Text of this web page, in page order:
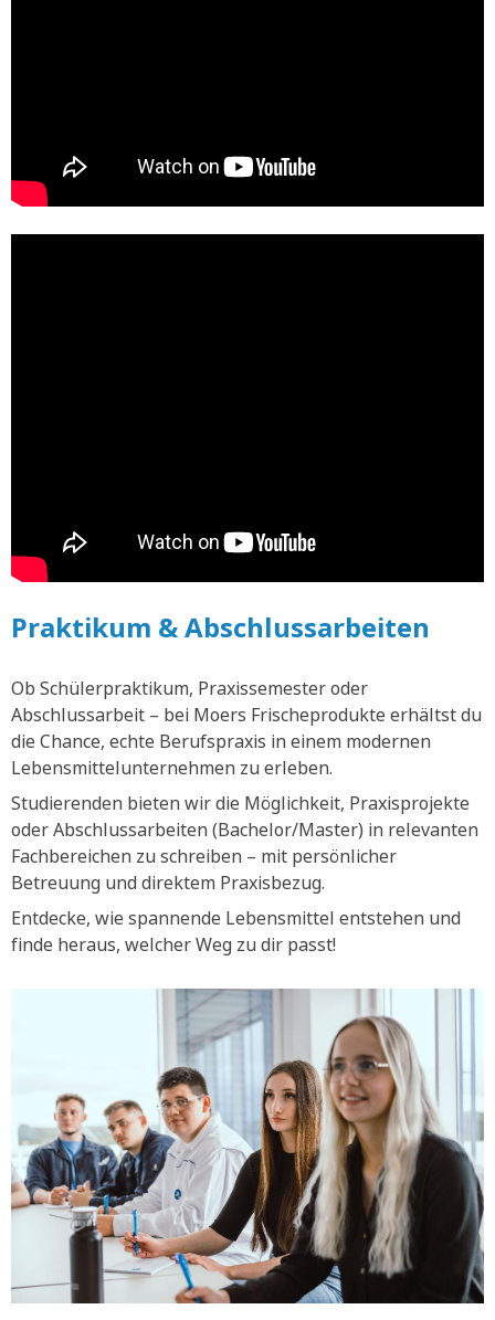
Praktikum & Abschlussarbeiten
Ob Schülerpraktikum, Praxissemester oder
Abschlussarbeit – bei Moers Frischeprodukte erhältst du
die Chance, echte Berufspraxis in einem modernen
Lebensmittelunternehmen zu erleben.
Studierenden bieten wir die Möglichkeit, Praxisprojekte
oder Abschlussarbeiten (Bachelor/Master) in relevanten
Fachbereichen zu schreiben – mit persönlicher
Betreuung und direktem Praxisbezug.
Entdecke, wie spannende Lebensmittel entstehen und
finde heraus, welcher Weg zu dir passt!